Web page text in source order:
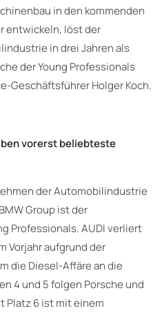
in den kommenden
entwickeln, löst der
in drei Jahren als
der Young Professionals
Geschäftsführer Holger Koch.
vorerst beliebteste
der Automobilindustrie
Group ist der
Professionals. AUDI verliert
Vorjahr aufgrund der
die Diesel-Affäre an die
4 und 5 folgen Porsche und
Platz 6 ist mit einem